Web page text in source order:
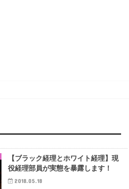
【ブラック経理とホワイト経理】現
役経理部員が実態を暴露します！
2018.05.18